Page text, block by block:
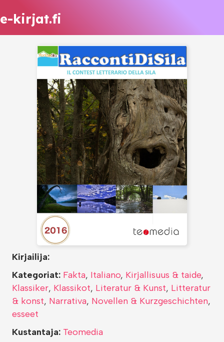
e-kirjat.fi
Kirjailija:
Kategoriat: Fakta, Italiano, Kirjallisuus & taide,
Klassiker, Klassikot, Literatur & Kunst, Litteratur
& konst, Narrativa, Novellen & Kurzgeschichten,
esseet
Kustantaja: Teomedia